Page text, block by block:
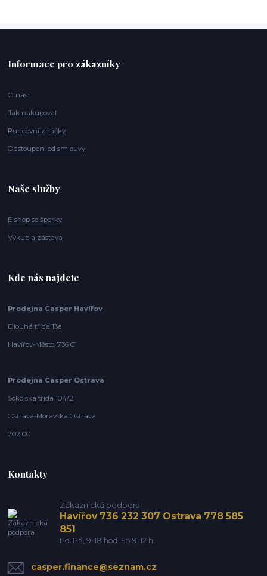
Informace pro zákazníky
O nás
Jak nakupovat
Puncovní značky
Odstoupení od smlouvy
Naše služby
E-shop se šperky
Výkup a zástava
Kde nás najdete
Prodejna Casper Havířov
Dlouhá třída 13a
Havířov-Město, 736 01
Prodejna Casper Ostrava
Sokolská třída 104/2
Ostrava-Moravská Ostrava
702 00
Kontakty
Zákaznická podpora
Havířov 736 232 307 Ostrava 778 585
851
Po-Pá, 9-18 hod. So 9-12 h.
casper.finance@seznam.cz